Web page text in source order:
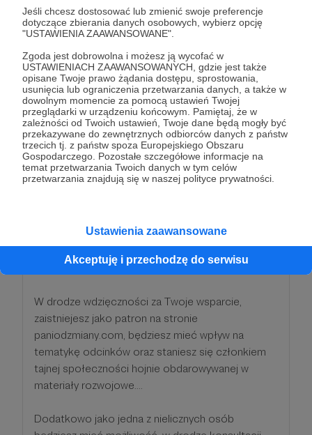
Jeśli chcesz dostosować lub zmienić swoje preferencje
dotyczące zbierania danych osobowych, wybierz opcję
"USTAWIENIA ZAAWANSOWANE".
Zgoda jest dobrowolna i możesz ją wycofać w
USTAWIENIACH ZAAWANSOWANYCH, gdzie jest także
opisane Twoje prawo żądania dostępu, sprostowania,
usunięcia lub ograniczenia przetwarzania danych, a także w
dowolnym momencie za pomocą ustawień Twojej
przeglądarki w urządzeniu końcowym. Pamiętaj, że w
zależności od Twoich ustawień, Twoje dane będą mogły być
przekazywane do zewnętrznych odbiorców danych z państw
trzecich tj. z państw spoza Europejskiego Obszaru
Gospodarczego. Pozostałe szczegółowe informacje na
temat przetwarzania Twoich danych w tym celów
przetwarzania znajdują się w naszej polityce prywatności.
Ustawienia zaawansowane
Akceptuję i przechodzę do serwisu
miejscu - Twoja praca rozwojowa nad sobą stanie
się łatwiejsza :)
Patroni: 0 Limit: 1000
50 zł miesięcznie
UUUU Kochany Patronie_ko, to już jest petarda,
awansujesz do grona Archetypów Boskości ;)
moją pracę na tak zawrotną kwotę, to pozwoli mi
ten w pracy podcastera jest ważny jak nic innego.
W drodze wdzięczności za Twoje wsparcie,
zaistniejesz jako patron na stronie
paniodzmiany.com, będziesz mieć wpływ na
tematykę odcinków oraz staniesz się członkiem
tajnej społeczności hojnie obdarowywanej w
materiały rozwojowe....
Dodatkowo jako jedna z nielicznych osób